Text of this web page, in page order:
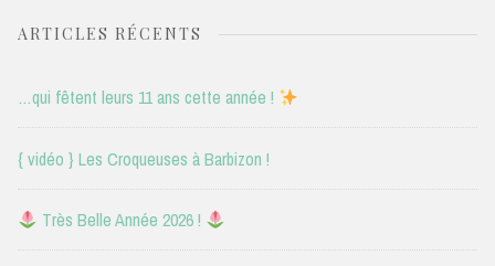
ARTICLES RÉCENTS
…qui fêtent leurs 11 ans cette année !
{ vidéo } Les Croqueuses à Barbizon !
Très Belle Année 2026 !